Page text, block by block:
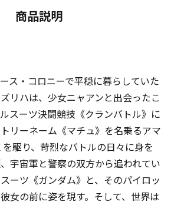
商品説明
ス・コロニーで平穏に暮らしていた
リハは、少女ニャアンと出会ったこ
スーツ決闘競技《クランバトル》に
リーネーム《マチュ》を名乗るアマ
駆り、苛烈なバトルの日々に身を
宇宙軍と警察の双方から追われてい
ーツ《ガンダム》と、そのパイロッ
女の前に姿を現す。そして、世界は